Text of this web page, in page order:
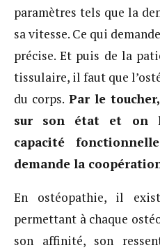
paramètres tels que la
sa vitesse. Ce qui
précise. Et puis de la
tissulaire, il faut que
du corps. Par le
sur son état et on
capacité
demande la
En ostéopathie, il
permettant à chaque
son affinité, son